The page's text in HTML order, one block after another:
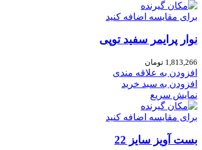
برای مقایسه اضافه کنید
نوار پرایمر سفید توپی
1,813,266 تومان
افزودن به علاقه مندی
افزودن به سبد خرید
نمایش سریع
برای مقایسه اضافه کنید
بست آویز سایز 22